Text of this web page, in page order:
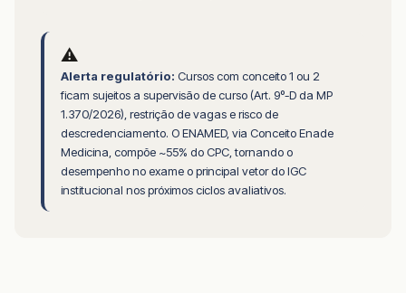
⚠️
Alerta regulatório: Cursos com conceito 1 ou 2
ficam sujeitos a supervisão de curso (Art. 9º-D da MP
1.370/2026), restrição de vagas e risco de
descredenciamento. O ENAMED, via Conceito Enade
Medicina, compõe ~55% do CPC, tornando o
desempenho no exame o principal vetor do IGC
institucional nos próximos ciclos avaliativos.